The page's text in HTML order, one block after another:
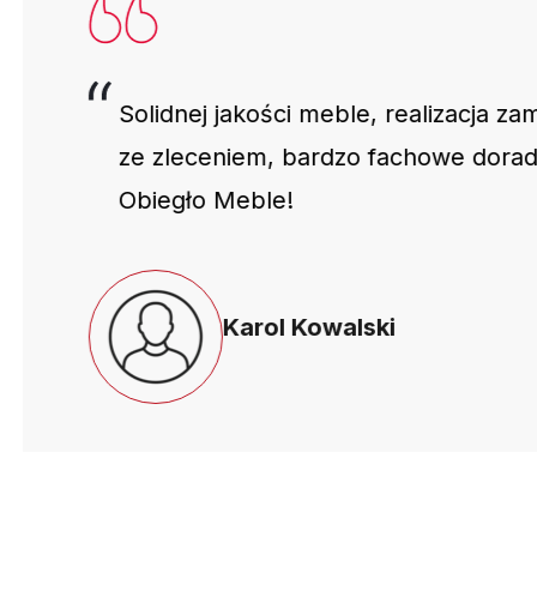
Solidnej jakości meble, realizacja
ze zleceniem, bardzo fachowe
Obiegło Meble!
Karol Kowalski